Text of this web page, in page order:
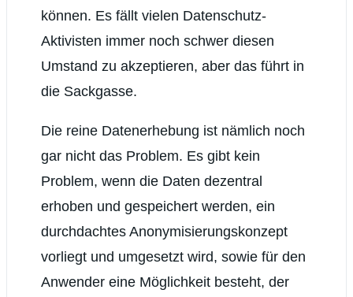
können. Es fällt vielen Datenschutz-
Aktivisten immer noch schwer diesen
Umstand zu akzeptieren, aber das führt in
die Sackgasse.
Die reine Datenerhebung ist nämlich noch
gar nicht das Problem. Es gibt kein
Problem, wenn die Daten dezentral
erhoben und gespeichert werden, ein
durchdachtes Anonymisierungskonzept
vorliegt und umgesetzt wird, sowie für den
Anwender eine Möglichkeit besteht, der